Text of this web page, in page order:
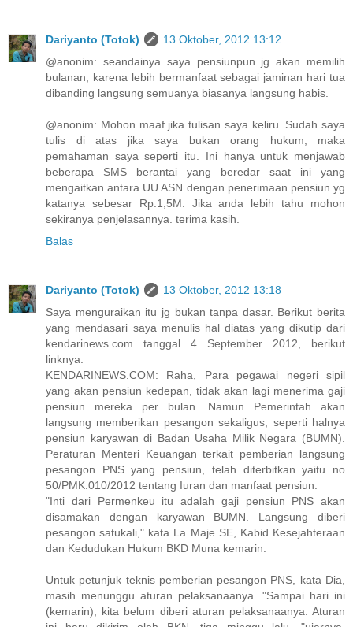
Dariyanto (Totok)
13 Oktober, 2012 13:12
@anonim: seandainya saya pensiunpun jg akan memilih
bulanan, karena lebih bermanfaat sebagai jaminan hari tua
dibanding langsung semuanya biasanya langsung habis.
@anonim: Mohon maaf jika tulisan saya keliru. Sudah saya
tulis di atas jika saya bukan orang hukum, maka
pemahaman saya seperti itu. Ini hanya untuk menjawab
beberapa SMS berantai yang beredar saat ini yang
mengaitkan antara UU ASN dengan penerimaan pensiun yg
katanya sebesar Rp.1,5M. Jika anda lebih tahu mohon
sekiranya penjelasannya. terima kasih.
Balas
Dariyanto (Totok)
13 Oktober, 2012 13:18
Saya menguraikan itu jg bukan tanpa dasar. Berikut berita
yang mendasari saya menulis hal diatas yang dikutip dari
kendarinews.com tanggal 4 September 2012, berikut
linknya:
KENDARINEWS.COM: Raha, Para pegawai negeri sipil
yang akan pensiun kedepan, tidak akan lagi menerima gaji
pensiun mereka per bulan. Namun Pemerintah akan
langsung memberikan pesangon sekaligus, seperti halnya
pensiun karyawan di Badan Usaha Milik Negara (BUMN).
Peraturan Menteri Keuangan terkait pemberian langsung
pesangon PNS yang pensiun, telah diterbitkan yaitu no
50/PMK.010/2012 tentang Iuran dan manfaat pensiun.
"Inti dari Permenkeu itu adalah gaji pensiun PNS akan
disamakan dengan karyawan BUMN. Langsung diberi
pesangon satukali," kata La Maje SE, Kabid Kesejahteraan
dan Kedudukan Hukum BKD Muna kemarin.
Untuk petunjuk teknis pemberian pesangon PNS, kata Dia,
masih menunggu aturan pelaksanaanya. "Sampai hari ini
(kemarin), kita belum diberi aturan pelaksanaanya. Aturan